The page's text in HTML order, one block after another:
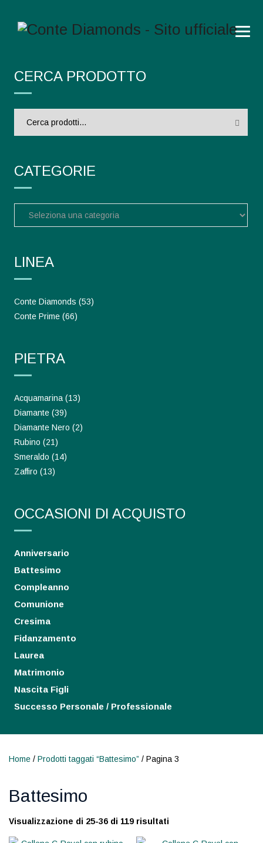
Home / Prodotti taggati “Battesimo” / Pagina 3
Battesimo
Visualizzazione di 25-36 di 119 risultati
CERCA PRODOTTO
CATEGORIE
LINEA
Conte Diamonds (53)
Conte Prime (66)
PIETRA
Acquamarina (13)
Diamante (39)
Diamante Nero (2)
Rubino (21)
Smeraldo (14)
Zaffiro (13)
OCCASIONI DI ACQUISTO
Anniversario
Battesimo
Compleanno
Comunione
Cresima
Fidanzamento
Laurea
Matrimonio
Nascita Figli
Successo Personale / Professionale